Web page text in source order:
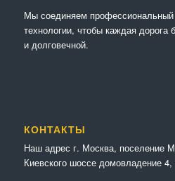
Мы соединяем
технологии, чтобы каждая дорога
и долговечной.
КОНТАКТЫ
Наш адрес г. Москва, поселение
Киевского шоссе домовладение